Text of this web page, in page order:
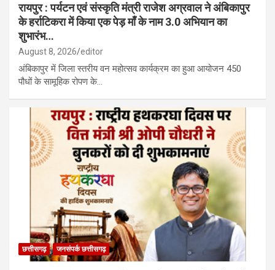
रायपुर : पर्यटन एवं संस्कृति मंत्री राजेश अग्रवाल ने अंबिकापुर
के हर्राटिकरा में किया एक पेड़ माँ के नाम 3.0 अभियान का
शुभारंभ…
August 8, 2026 editor
अंबिकापुर में जिला स्तरीय वन महोत्सव कार्यक्रम का हुआ आयोजन 450
पौधों के सामूहिक रोपण के…
छत्तीसगढ़ जनसंपर्क छत्तीसगढ़